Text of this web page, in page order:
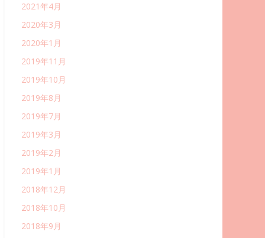
2021年4月
2020年3月
2020年1月
2019年11月
2019年10月
2019年8月
2019年7月
2019年3月
2019年2月
2019年1月
2018年12月
2018年10月
2018年9月